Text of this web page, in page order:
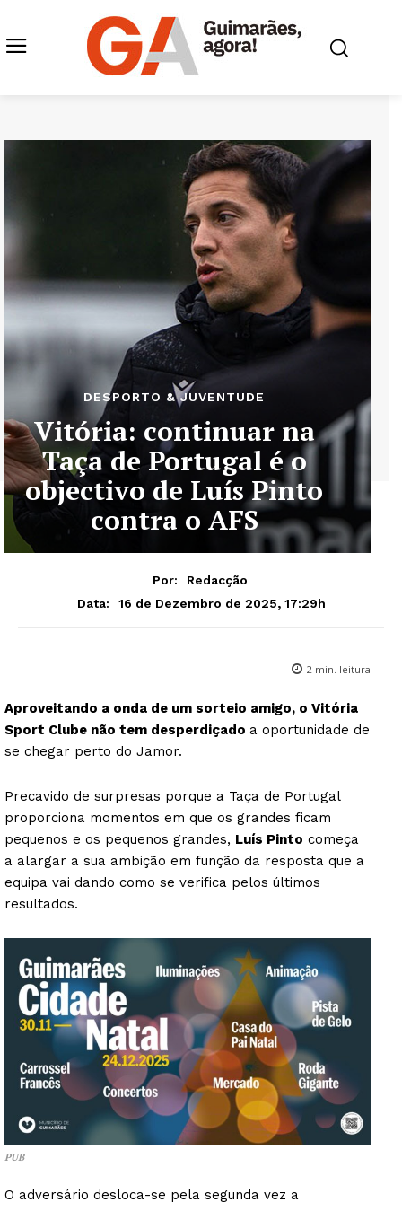
DESPORTO & JUVENTUDE
Vitória: continuar na
Taça de Portugal é o
objectivo de Luís Pinto
contra o AFS
Por:
Redacção
Data:
16 de Dezembro de 2025, 17:29h
2 min. leitura
Aproveitando a onda de um sorteio amigo, o Vitória
Sport Clube não tem desperdiçado a oportunidade de
se chegar perto do Jamor.
Precavido de surpresas porque a Taça de Portugal
proporciona momentos em que os grandes ficam
pequenos e os pequenos grandes, Luís Pinto começa
a alargar a sua ambição em função da resposta que a
equipa vai dando como se verifica pelos últimos
resultados.
PUB
O adversário desloca-se pela segunda vez a